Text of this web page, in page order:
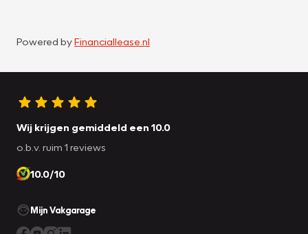
Powered byFinanciallease.nl
Wij krijgen gemiddeld een 10.0
o.b.v. ruim 1 reviews
10.0/10
Mijn Vakgarage